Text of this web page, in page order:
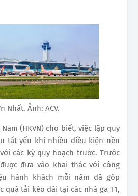
Nhất. Ảnh: ACV.
(HKVN) cho biết, việc lập quy
tất yếu khi nhiều điều kiện nền
các kỳ quy hoạch trước. Trước
đưa vào khai thác với công
hành khách mỗi năm đã góp
quá tải kéo dài tại các nhà ga T1,